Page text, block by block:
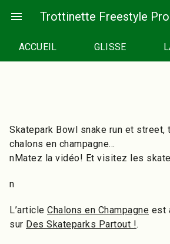
menu Trottinette Freestyle Pro
ACCUEIL GLISSE
Skatepark Bowl snake run et street,
chalons en champagne…
nMatez la vidéo! Et visitez les
n
L’article Chalons en Champagne est
sur Des Skateparks Partout !.